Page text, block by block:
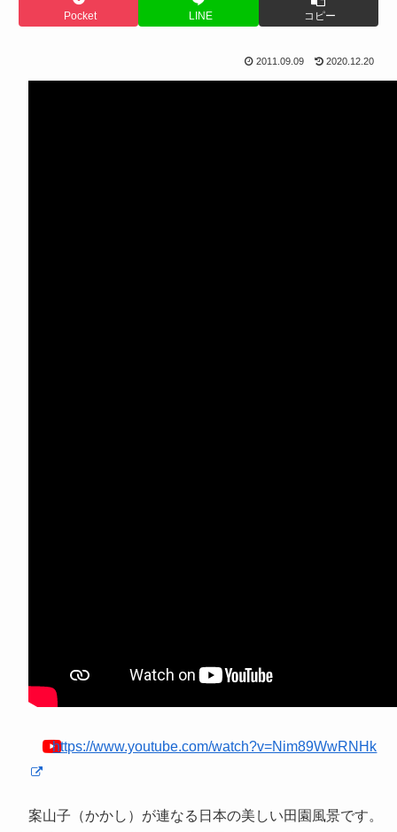
Pocket LINE コピー
2011.09.09 2020.12.20
https://www.youtube.com/watch?v=Nim89WwRNHk
案山子（かかし）が連なる日本の美しい田園風景です。